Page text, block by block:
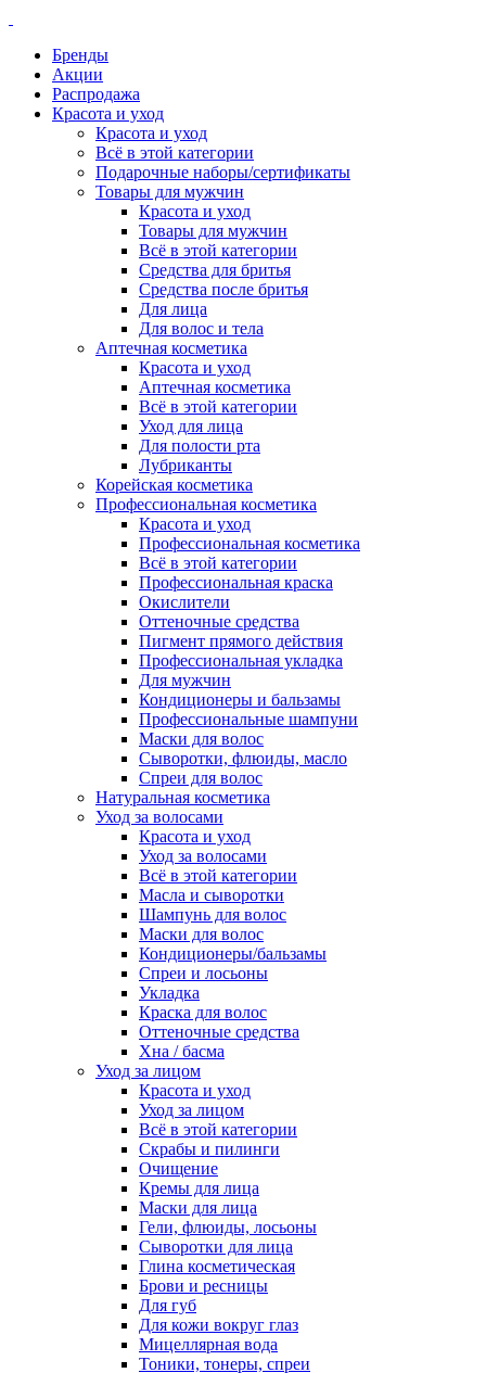
Бренды
Акции
Распродажа
Красота и уход
Красота и уход
Всё в этой категории
Подарочные наборы/сертификаты
Товары для мужчин
Красота и уход
Товары для мужчин
Всё в этой категории
Средства для бритья
Средства после бритья
Для лица
Для волос и тела
Аптечная косметика
Красота и уход
Аптечная косметика
Всё в этой категории
Уход для лица
Для полости рта
Лубриканты
Корейская косметика
Профессиональная косметика
Красота и уход
Профессиональная косметика
Всё в этой категории
Профессиональная краска
Окислители
Оттеночные средства
Пигмент прямого действия
Профессиональная укладка
Для мужчин
Кондиционеры и бальзамы
Профессиональные шампуни
Маски для волос
Сыворотки, флюиды, масло
Спреи для волос
Натуральная косметика
Уход за волосами
Красота и уход
Уход за волосами
Всё в этой категории
Масла и сыворотки
Шампунь для волос
Маски для волос
Кондиционеры/бальзамы
Спреи и лосьоны
Укладка
Краска для волос
Оттеночные средства
Хна / басма
Уход за лицом
Красота и уход
Уход за лицом
Всё в этой категории
Скрабы и пилинги
Очищение
Кремы для лица
Маски для лица
Гели, флюиды, лосьоны
Сыворотки для лица
Глина косметическая
Брови и ресницы
Для губ
Для кожи вокруг глаз
Мицеллярная вода
Тоники, тонеры, спреи